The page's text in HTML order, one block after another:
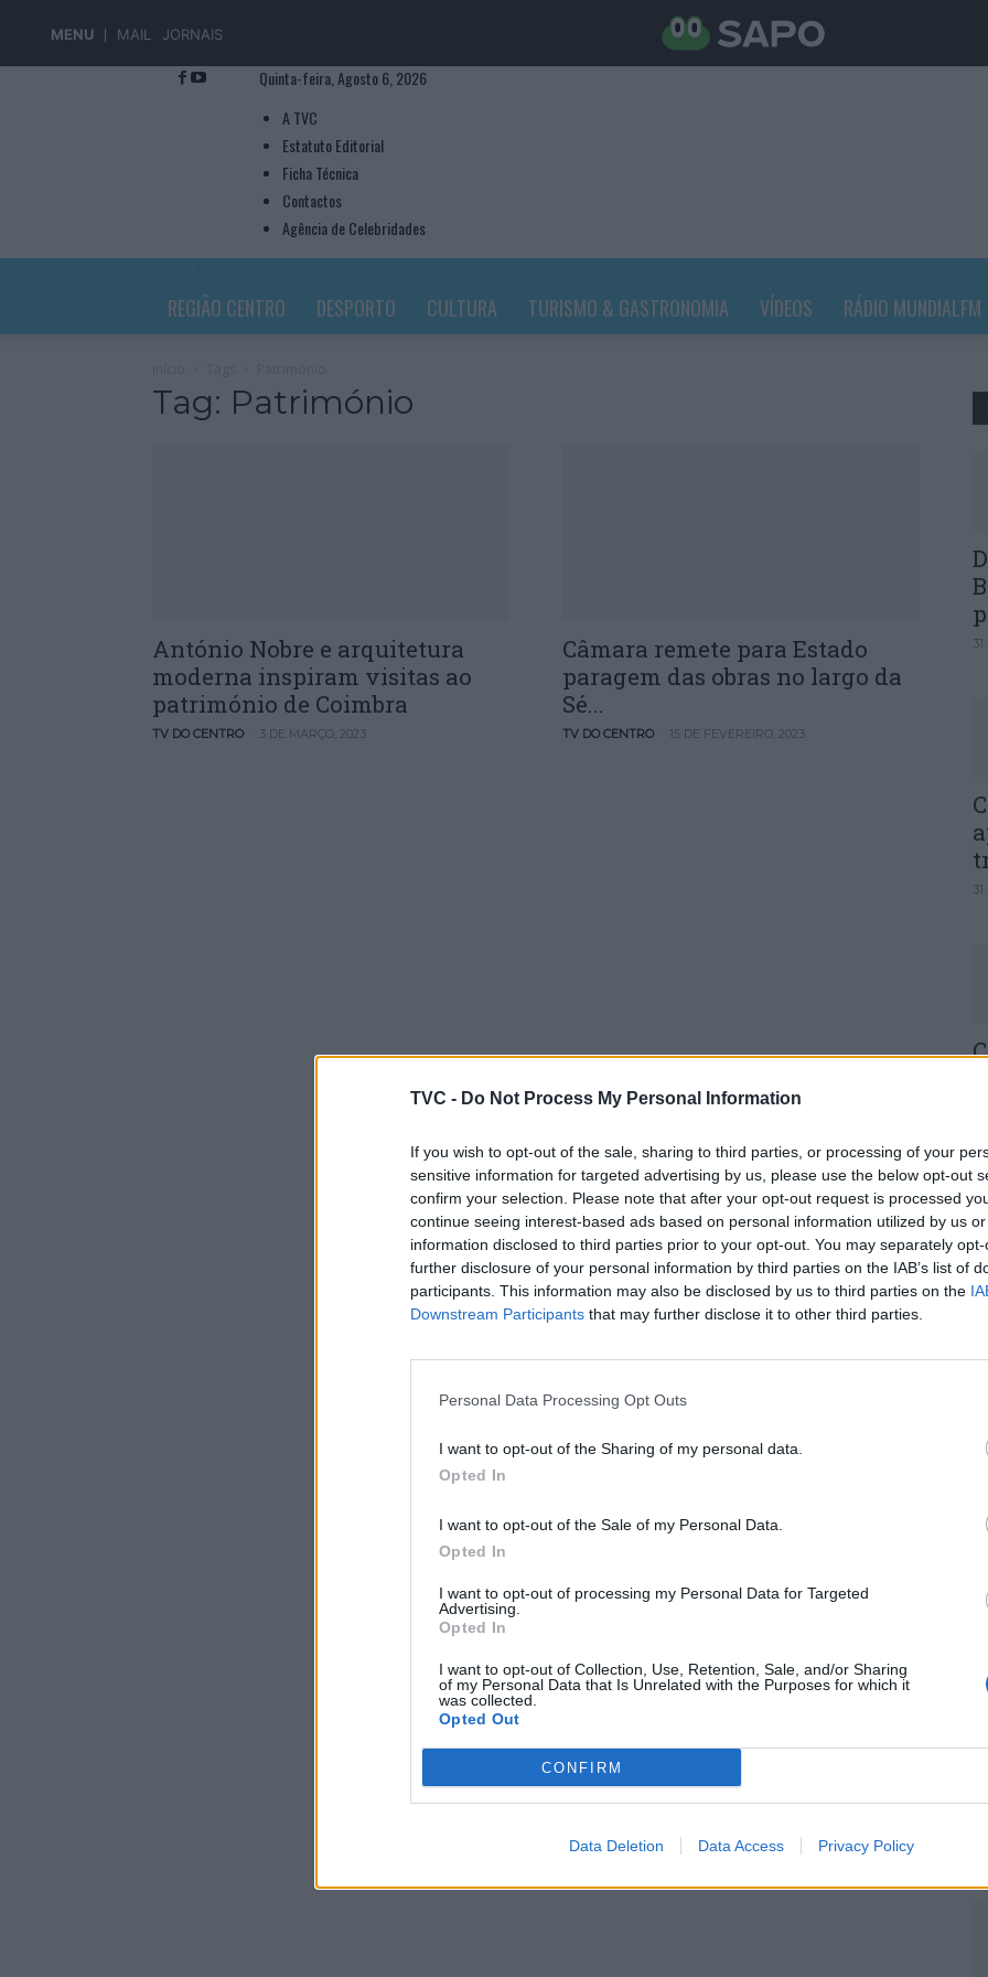
TVC - Do Not Process My Personal Information
If you wish to opt-out of the sale, sharing to third parties, or processing of your
sensitive information for targeted advertising by us, please use the below opt-out
confirm your selection. Please note that after your opt-out request is processed
continue seeing interest-based ads based on personal information utilized by us
information disclosed to third parties prior to your opt-out. You may separately
further disclosure of your personal information by third parties on the IAB’s list of
participants. This information may also be disclosed by us to third parties on the
Downstream Participants that may further disclose it to other third parties.
Personal Data Processing Opt Outs
I want to opt-out of the Sharing of my personal data.
Opted In
I want to opt-out of the Sale of my Personal Data.
Opted In
I want to opt-out of processing my Personal Data for Targeted
Advertising.
Opted In
I want to opt-out of Collection, Use, Retention, Sale, and/or Sharing
of my Personal Data that Is Unrelated with the Purposes for which it
was collected.
Opted Out
CONFIRM
Data Deletion Data Access Privacy Policy
MENU MAIL JORNAIS
Quinta-feira, Agosto 6, 2026
A TVC
Estatuto Editorial
Ficha Técnica
Contactos
Agência de Celebridades
REGIÃO CENTRO DESPORTO CULTURA TURISMO & GASTRONOMIA VÍDEOS RÁDIO MUNDIALFM
Tag: Património
António Nobre e arquitetura
moderna inspiram visitas ao
património de Coimbra
TV DO CENTRO 3 DE MARÇO, 2023
Câmara remete para Estado
paragem das obras no largo da
Sé...
TV DO CENTRO 15 DE FEVEREIRO, 2023